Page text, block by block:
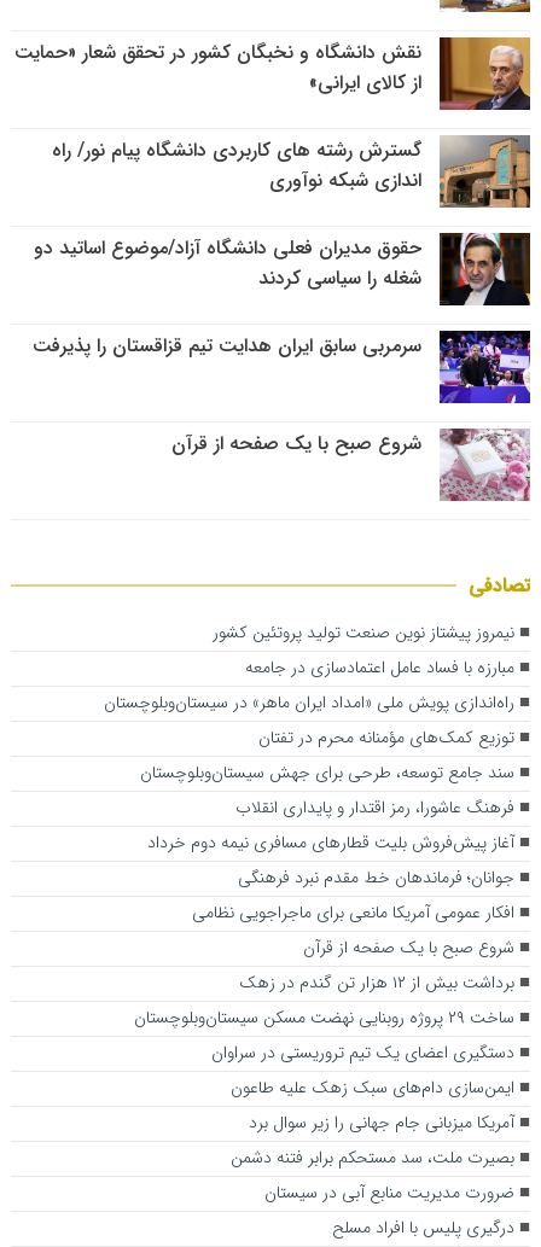
نقش دانشگاه و نخبگان کشور در تحقق شعار «حمایت
از کالای ایرانی»
گسترش رشته های کاربردی دانشگاه پیام نور/ راه
اندازی شبکه نوآوری
حقوق مدیران فعلی دانشگاه آزاد/موضوع اساتید دو
شغله را سیاسی کردند
سرمربی سابق ایران هدایت تیم قزاقستان را پذیرفت
شروع صبح با یک صفحه از قرآن
تصادفی
نیمروز پیشتاز نوین صنعت تولید پروتئین کشور
مبارزه با فساد عامل اعتمادسازی در جامعه
راه‌اندازی پویش ملی «امداد ایران ماهر» در سیستان‌وبلوچستان
توزیع کمک‌های مؤمنانه محرم در تفتان
سند جامع توسعه، طرحی برای جهش سیستان‌وبلوچستان
فرهنگ عاشورا، رمز اقتدار و پایداری انقلاب
آغاز پیش‌فروش بلیت‌ قطارهای مسافری نیمه دوم خرداد
جوانان؛ فرماندهان خط مقدم نبرد فرهنگی
افکار عمومی آمریکا مانعی برای ماجراجویی نظامی
شروع صبح با یک صفحه از قرآن
برداشت بیش از ۱۲ هزار تن گندم در زهک
ساخت ۲۹ پروژه روبنایی نهضت مسکن سیستان‌وبلوچستان
دستگیری اعضای یک تیم تروریستی در سراوان
ایمن‌سازی دام‌های سبک زهک علیه طاعون
آمریکا میزبانی جام جهانی را زیر سوال برد
بصیرت ملت، سد مستحکم برابر فتنه دشمن
ضرورت مدیریت منابع آبی در سیستان
درگیری پلیس با افراد مسلح